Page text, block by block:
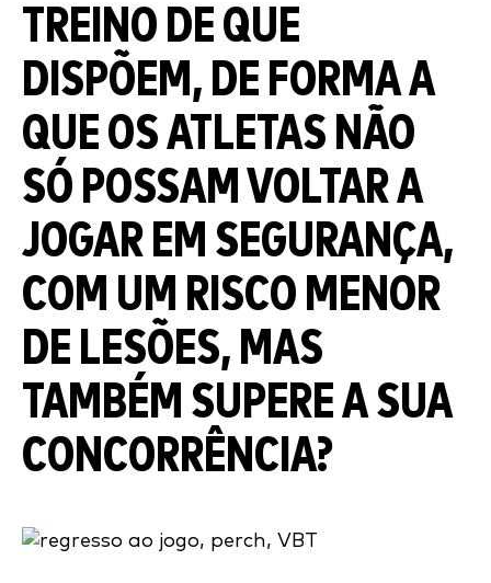
TREINO DE QUE
DISPÕEM, DE FORMA A
QUE OS ATLETAS NÃO
SÓ POSSAM VOLTAR A
JOGAR EM SEGURANÇA,
COM UM RISCO MENOR
DE LESÕES, MAS
TAMBÉM SUPERE A SUA
CONCORRÊNCIA?